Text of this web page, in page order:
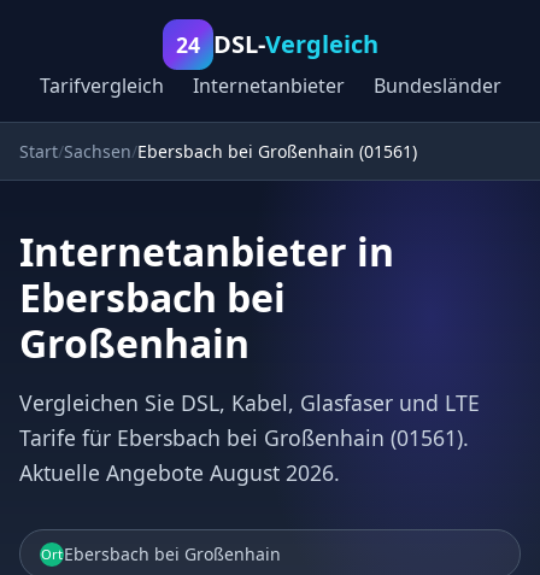
24 DSL-Vergleich
Tarifvergleich Internetanbieter Bundesländer
Start Sachsen Ebersbach bei Großenhain (01561)
Internetanbieter in
Ebersbach bei
Großenhain
Vergleichen Sie DSL, Kabel, Glasfaser und LTE
Tarife für Ebersbach bei Großenhain (01561).
Aktuelle Angebote August 2026.
OrtEbersbach bei Großenhain